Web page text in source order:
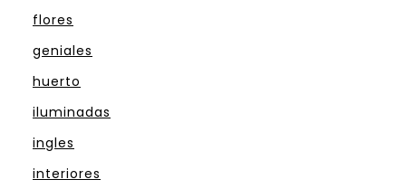
flores
geniales
huerto
iluminadas
ingles
interiores